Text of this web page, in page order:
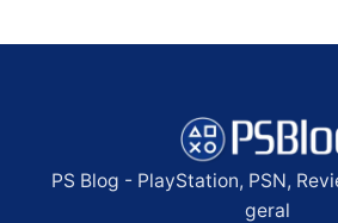
PS Blog - PlayStation, PSN,
geral